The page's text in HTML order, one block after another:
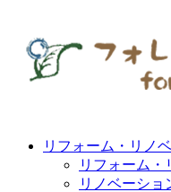
リフォーム・リノ
リフォーム・
リノベーショ